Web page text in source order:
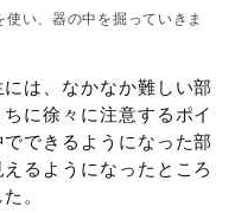
い、器の中を掘っていきま
は、なかなか難しい部
に徐々に注意するポイ
できるようになった部
るようになったところ
。